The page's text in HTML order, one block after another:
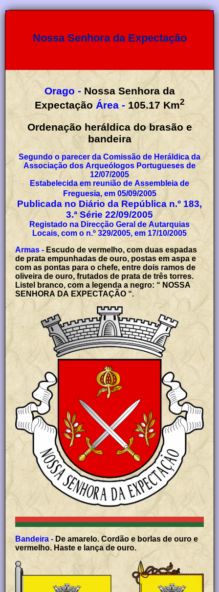
Nossa Senhora da Expectação
Orago - Nossa Senhora da
Expectação Área - 105.17 Km2
Ordenação heráldica do brasão e
bandeira
Segundo o parecer da Comissão de Heráldica da
Associação dos Arqueólogos Portugueses de
12/07/2005
Estabelecida em reunião de Assembleia de
Freguesia, em 05/09/2005
Publicada no Diário da República n.º 183,
3.ª Série 22/09/2005
Registado na Direcção Geral de Autarquias
Locais, com o n.º 329/2005, em 17/10/2005
Armas - Escudo de vermelho, com duas espadas
de prata empunhadas de ouro, postas em aspa e
com as pontas para o chefe, entre dois ramos de
oliveira de ouro, frutados de prata de três torres.
Listel branco, com a legenda a negro: “ NOSSA
SENHORA DA EXPECTAÇÃO “.
Bandeira - De amarelo. Cordão e borlas de ouro e
vermelho. Haste e lança de ouro.